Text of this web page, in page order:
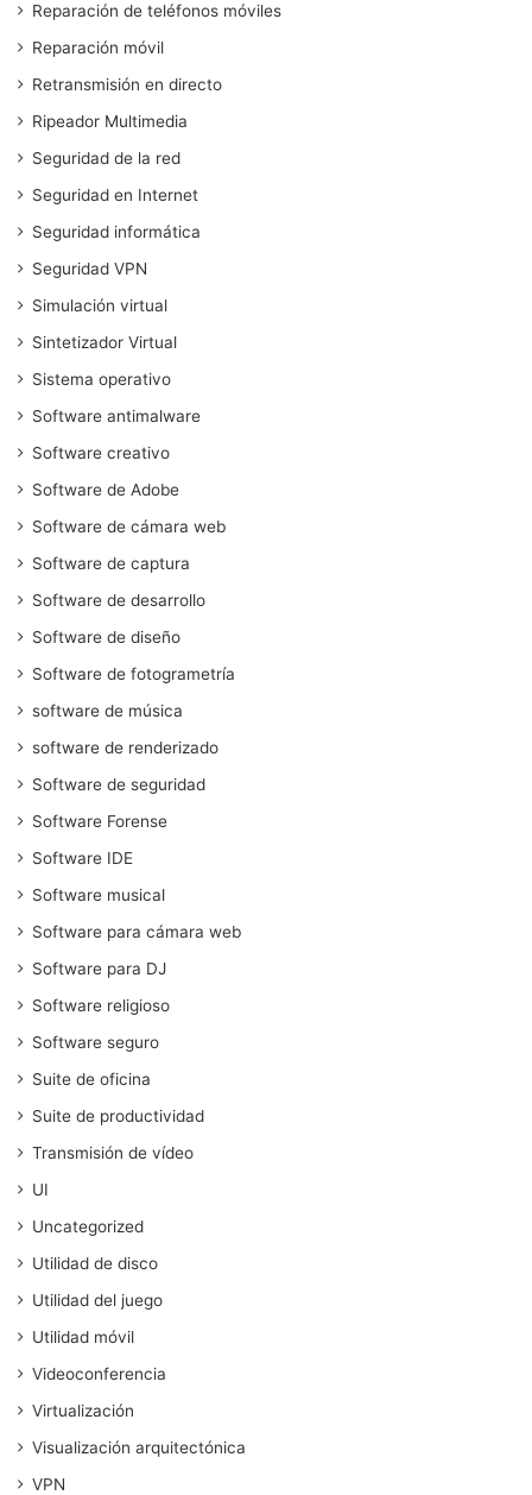
Reparación de teléfonos móviles
Reparación móvil
Retransmisión en directo
Ripeador Multimedia
Seguridad de la red
Seguridad en Internet
Seguridad informática
Seguridad VPN
Simulación virtual
Sintetizador Virtual
Sistema operativo
Software antimalware
Software creativo
Software de Adobe
Software de cámara web
Software de captura
Software de desarrollo
Software de diseño
Software de fotogrametría
software de música
software de renderizado
Software de seguridad
Software Forense
Software IDE
Software musical
Software para cámara web
Software para DJ
Software religioso
Software seguro
Suite de oficina
Suite de productividad
Transmisión de vídeo
UI
Uncategorized
Utilidad de disco
Utilidad del juego
Utilidad móvil
Videoconferencia
Virtualización
Visualización arquitectónica
VPN